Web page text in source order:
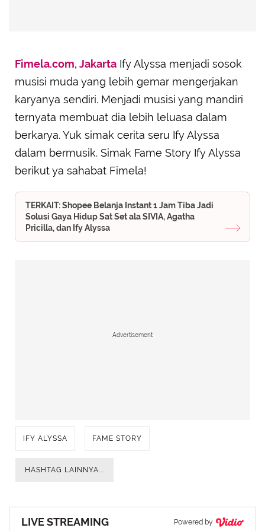
Fimela.com, Jakarta Ify Alyssa menjadi sosok
musisi muda yang lebih gemar mengerjakan
karyanya sendiri. Menjadi musisi yang mandiri
ternyata membuat dia lebih leluasa dalam
berkarya. Yuk simak cerita seru Ify Alyssa
dalam bermusik. Simak Fame Story Ify Alyssa
berikut ya sahabat Fimela!
TERKAIT: Shopee Belanja Instant 1 Jam Tiba Jadi
Solusi Gaya Hidup Sat Set ala SIVIA, Agatha
Pricilla, dan Ify Alyssa
Advertisement
IFY ALYSSA FAME STORY
HASHTAG LAINNYA...
LIVE STREAMING Powered by